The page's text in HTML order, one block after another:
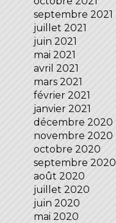
septembre 2021
juillet 2021
juin 2021
mai 2021
avril 2021
mars 2021
février 2021
janvier 2021
décembre 2020
novembre 2020
octobre 2020
septembre 2020
août 2020
juillet 2020
juin 2020
mai 2020